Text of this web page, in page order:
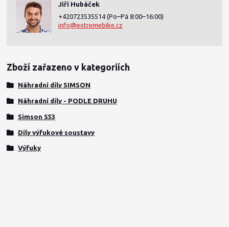
Jiří Hubáček
+420723535514 (Po–Pá 8:00–16:00)
info@extremebike.cz
Zboží zařazeno v kategoriích
Náhradní díly SIMSON
Náhradní díly - PODLE DRUHU
Simson S53
Díly výfukové soustavy
Výfuky